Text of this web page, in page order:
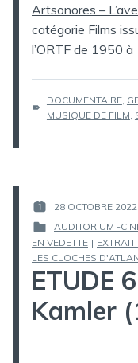
Artsonores –
catégorie Films
l’ORTF de 1950 à
ÉTIQUETTES :
DOCUMENTAIRE,
MUSIQUE DE FILM
PUBLIÉ
LE :
28 OCTOBRE 2022
PUBLIÉ
DANS
AUDITORIUM -
EN VEDETTE |
LES CLOCHES
ETUDE
Kamler